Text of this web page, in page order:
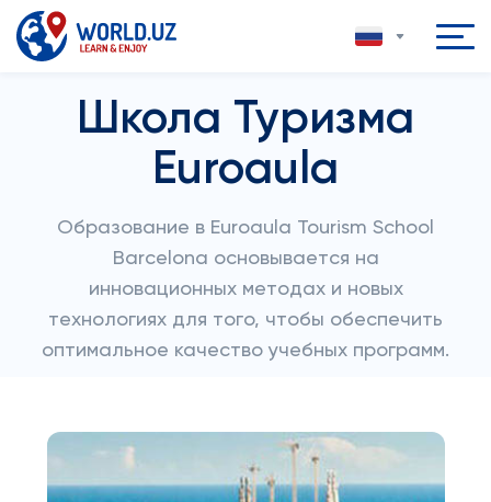
Школа Туризма
Euroaula
Образование в Euroaula Tourism School
Barcelona основывается на
инновационных методах и новых
технологиях для того, чтобы обеспечить
оптимальное качество учебных программ.